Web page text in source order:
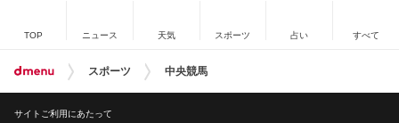
TOP ニュース 天気 スポーツ 占い すべて
スポーツ 中央競馬
サイトご利用にあたって